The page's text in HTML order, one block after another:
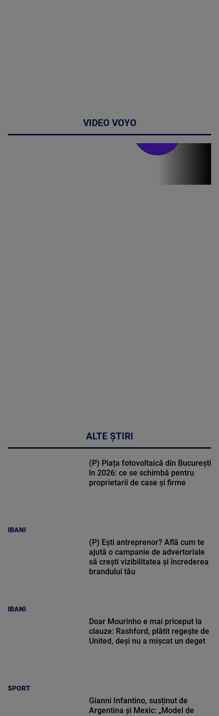
VIDEO VOYO
ALTE ȘTIRI
IBANI
(P) Piața fotovoltaică din București
în 2026: ce se schimbă pentru
proprietarii de case și firme
IBANI
(P) Ești antreprenor? Află cum te
ajută o campanie de advertoriale
să crești vizibilitatea și încrederea
brandului tău
SPORT
Doar Mourinho e mai priceput la
clauze: Rashford, plătit regește de
United, deși nu a mișcat un deget
Gianni Infantino, susținut de
Argentina şi Mexic: „Model de